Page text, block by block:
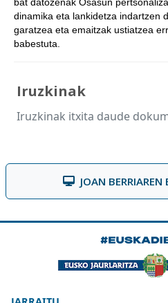
dinamika eta lankidetza indartzen
garatzea eta emaitzak ustiatzea
babestuta.
Iruzkinak
Iruzkinak itxita daude
JOAN